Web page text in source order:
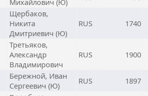
Михайлович (Ю)
Щербаков,
Никита
Дмитриевич (Ю)
RUS 1740
Третьяков,
Александр
Владимирович
RUS 1900
Бережной, Иван
Сергеевич (Ю)
RUS 1897